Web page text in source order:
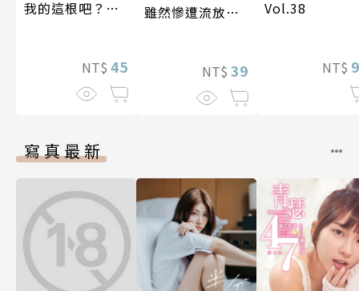
我的這根吧？」
續絕頂升天一個
月(第15話)
NT$ 45
雖然慘遭流放，
娘。(第13話)
NT$ 39
Vol.38
NT$
寫真最新